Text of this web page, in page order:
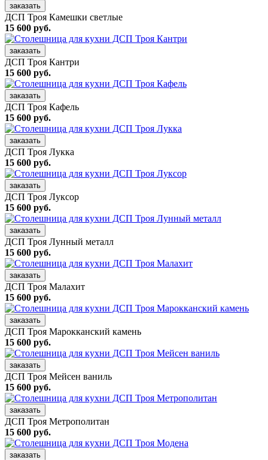
заказать
ДСП Троя Камешки светлые
15 600 руб.
заказать
ДСП Троя Кантри
15 600 руб.
заказать
ДСП Троя Кафель
15 600 руб.
заказать
ДСП Троя Лукка
15 600 руб.
заказать
ДСП Троя Луксор
15 600 руб.
заказать
ДСП Троя Лунный металл
15 600 руб.
заказать
ДСП Троя Малахит
15 600 руб.
заказать
ДСП Троя Марокканский камень
15 600 руб.
заказать
ДСП Троя Мейсен ваниль
15 600 руб.
заказать
ДСП Троя Метрополитан
15 600 руб.
заказать